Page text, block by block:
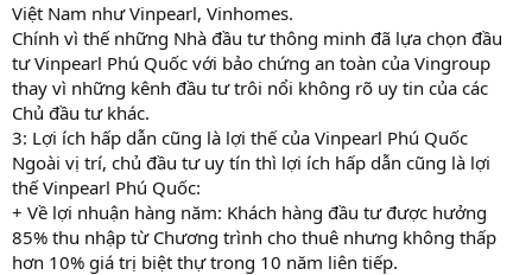
Việt Nam như Vinpearl, Vinhomes.
Chính vì thế những Nhà đầu tư thông minh đã lựa chọn đầu
tư Vinpearl Phú Quốc với bảo chứng an toàn của Vingroup
thay vì những kênh đầu tư trôi nổi không rõ uy tin của các
Chủ đầu tư khác.
3: Lợi ích hấp dẫn cũng là lợi thế của Vinpearl Phú Quốc
Ngoài vị trí, chủ đầu tư uy tín thì lợi ích hấp dẫn cũng là lợi
thế Vinpearl Phú Quốc:
+ Về lợi nhuận hàng năm: Khách hàng đầu tư được hưởng
85% thu nhập từ Chương trình cho thuê nhưng không thấp
hơn 10% giá trị biệt thự trong 10 năm liên tiếp.